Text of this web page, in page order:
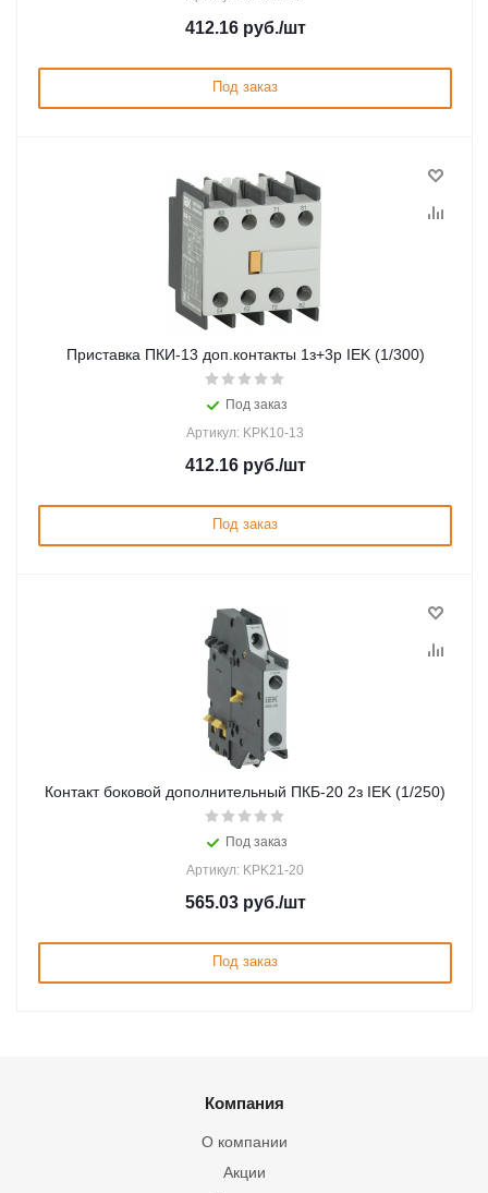
412.16руб./шт
Под заказ
Приставка ПКИ-13 доп.контакты 1з+3р IEK (1/300)
Под заказ
Артикул: KPK10-13
412.16руб./шт
Под заказ
Контакт боковой дополнительный ПКБ-20 2з IEK (1/250)
Под заказ
Артикул: KPK21-20
565.03руб./шт
Под заказ
Компания
О компании
Акции